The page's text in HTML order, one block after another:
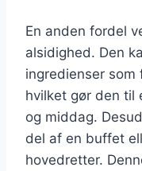
En anden fordel
alsidighed. Den
ingredienser som
hvilket gør den til
og middag.
del af en buffet
hovedretter.